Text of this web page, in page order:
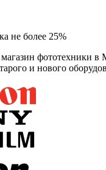
не более 25%
фототехники в
и нового